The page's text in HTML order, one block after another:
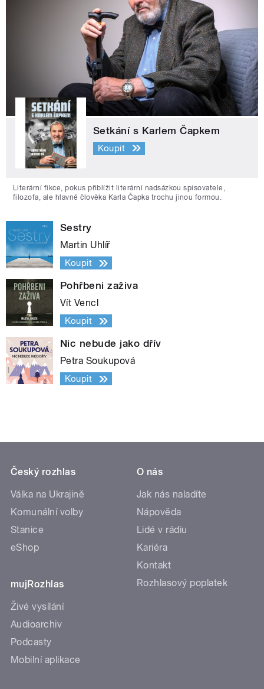
Setkání s Karlem Čapkem
Koupit
Literární fikce, pokus přiblížit literární nadsázkou spisovatele,
filozofa, ale hlavně člověka Karla Čapka trochu jinou formou.
Sestry
Martin Uhlíř
Koupit
Pohřbeni zaživa
Vít Vencl
Koupit
Nic nebude jako dřív
Petra Soukupová
Koupit
Český rozhlas
Válka na Ukrajině
Komunální volby
Stanice
eShop
mujRozhlas
Živé vysílání
Audioarchiv
Podcasty
Mobilní aplikace
O nás
Jak nás naladíte
Nápověda
Lidé v rádiu
Kariéra
Kontakt
Rozhlasový poplatek